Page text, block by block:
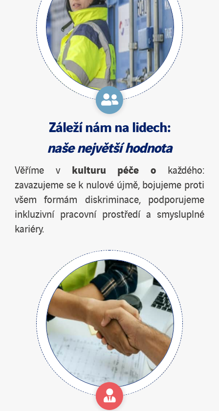
Záleží nám nalidech:
naše největší hodnota
Věříme v kulturu péče o každého:
zavazujeme se k nulové újmě, bojujeme proti
všem formám diskriminace, podporujeme
inkluzivní pracovní prostředí a smysluplné
kariéry.